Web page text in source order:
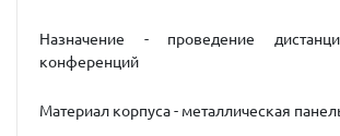
Назначение - проведение
конференций
Материал корпуса - металлическая